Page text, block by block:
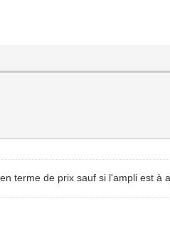
terme de prix sauf si l'ampli est à